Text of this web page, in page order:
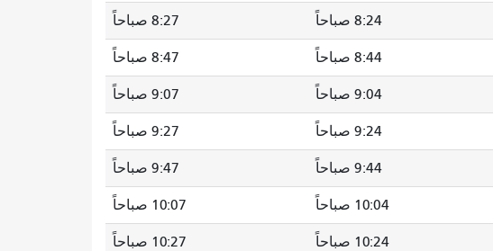
8:24 صباحاً 8:27 صباحاً
8:44 صباحاً 8:47 صباحاً
9:04 صباحاً 9:07 صباحاً
9:24 صباحاً 9:27 صباحاً
9:44 صباحاً 9:47 صباحاً
10:04 صباحاً 10:07 صباحاً
10:24 صباحاً 10:27 صباحاً